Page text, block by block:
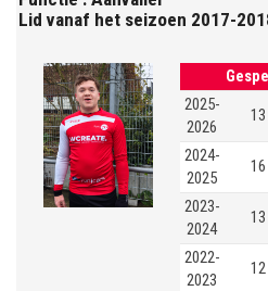
Lid vanaf het seizoen 2017-
2025-
2026
13
2024-
2025
16
2023-
2024
13
2022-
2023
12